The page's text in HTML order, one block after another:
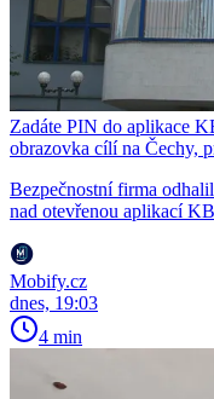
Zadáte PIN do aplikace
obrazovka cílí na Čechy,
Bezpečnostní firma
nad otevřenou aplikací
Mobify.cz
dnes, 19:03
4 min